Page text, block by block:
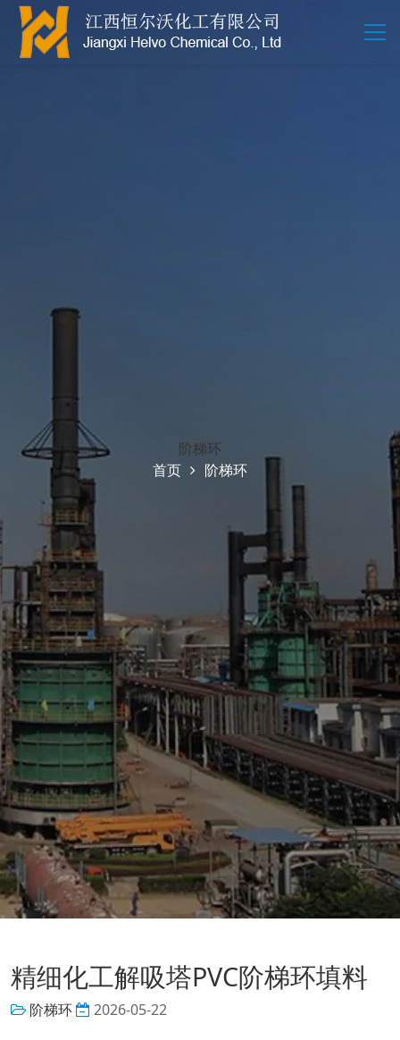
阶梯环
首页
阶梯环
精细化工解吸塔PVC阶梯环填料
阶梯环 2026-05-22